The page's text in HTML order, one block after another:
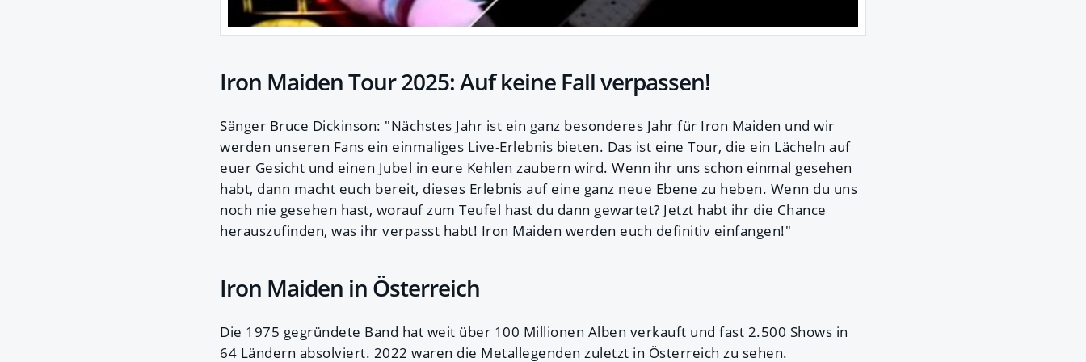
Iron Maiden Tour 2025: Auf keine Fall verpassen!
Sänger Bruce Dickinson: "Nächstes Jahr ist ein ganz besonderes Jahr für Iron Maiden und wir
werden unseren Fans ein einmaliges Live-Erlebnis bieten. Das ist eine Tour, die ein Lächeln auf
euer Gesicht und einen Jubel in eure Kehlen zaubern wird. Wenn ihr uns schon einmal gesehen
habt, dann macht euch bereit, dieses Erlebnis auf eine ganz neue Ebene zu heben. Wenn du uns
noch nie gesehen hast, worauf zum Teufel hast du dann gewartet? Jetzt habt ihr die Chance
herauszufinden, was ihr verpasst habt! Iron Maiden werden euch definitiv einfangen!"
Iron Maiden in Österreich
Die 1975 gegründete Band hat weit über 100 Millionen Alben verkauft und fast 2.500 Shows in
64 Ländern absolviert. 2022 waren die Metallegenden zuletzt in Österreich zu sehen.